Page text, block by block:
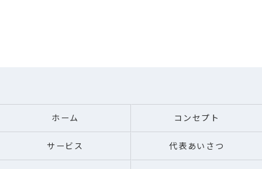
ホーム コンセプト
サービス 代表あいさつ